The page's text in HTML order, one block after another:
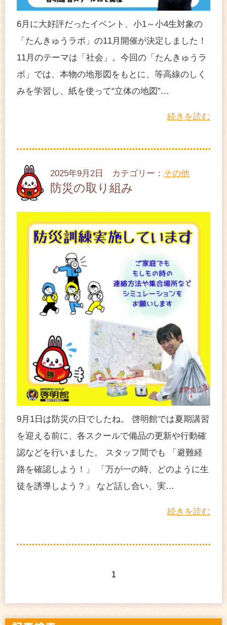
6月に大好評だったイベント、小1～小4生対象の
「たんきゅうラボ」の11月開催が決定しました！
11月のテーマは「社会」。今回の「たんきゅうラ
ボ」では、本物の地形図をもとに、等高線のしく
みを学習し、紙を使って“立体の地図”…
続きを読む
2025年9月2日 カテゴリー： その他
防災の取り組み
9月1日は防災の日でしたね。 啓明館では夏期講習
を迎える前に、各スクールで備品の更新や行動確
認などを行いました。 スタッフ間でも 「避難経
路を確認しよう！」 「万が一の時、どのように生
徒を誘導しよう？」 など話し合い、実…
続きを読む
1